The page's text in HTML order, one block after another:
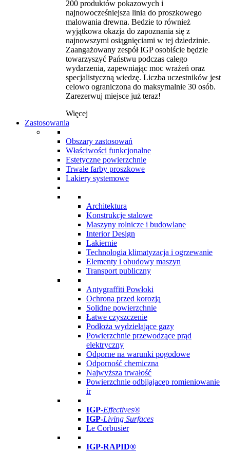
200 produktów pokazowych i
najnowocześniejsza linia do proszkowego
malowania drewna. Bedzie to również
wyjątkowa okazja do zapoznania się z
najnowszymi osiągnięciami w tej dziedzinie.
Zaangażowany zespół IGP osobiście będzie
towarzyszyć Państwu podczas całego
wydarzenia, zapewniając moc wrażeń oraz
specjalistyczną wiedzę. Liczba uczestników jest
celowo ograniczona do maksymalnie 30 osób.
Zarezerwuj miejsce już teraz!
Więcej
Zastosowania
Obszary zastosowań
Właściwości funkcjonalne
Estetyczne powierzchnie
Trwałe farby proszkowe
Lakiery systemowe
Architektura
Konstrukcje stalowe
Maszyny rolnicze i budowlane
Interior Design
Lakiernie
Technologia klimatyzacja i ogrzewanie
Elementy i obudowy maszyn
Transport publiczny
Antygraffiti Powłoki
Ochrona przed korozją
Solidne powierzchnie
Łatwe czyszczenie
Podłoża wydzielające gazy
Powierzchnie przewodzące prąd
elektryczny
Odporne na warunki pogodowe
Odporność chemiczna
Najwyższa trwałość
Powierzchnie odbijajacep romieniowanie
ir
IGP-Effectives®
IGP-Living Surfaces
Le Corbusier
IGP-RAPID®